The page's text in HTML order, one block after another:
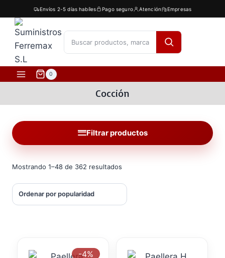
al
contenido
Envíos 2-5 días habíles Pago seguro Atención Empresas
0
Cocción
Filtrar productos
Mostrando 1–48 de 362 resultados
-4%